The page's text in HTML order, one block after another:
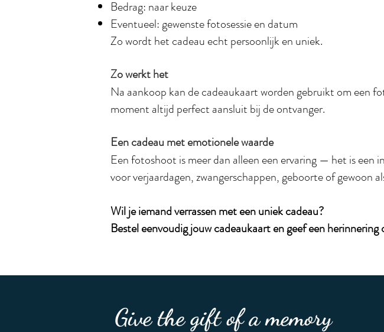
Bedrag: naar keuze
Eventueel: gewenste fotosessie en datum
Zo wordt het cadeau echt persoonlijk en uniek.
Zo werkt het
Na aankoop kan de cadeaukaart worden gebruikt om een
moment altijd perfect aansluit bij de ontvanger.
Een cadeau met emotionele waarde
Een fotoshoot is meer dan alleen een ervaring — het is een
voor verjaardagen, zwangerschappen, geboorte of gewoon
Wil je iemand verrassen met een uniek cadeau?
Bestel eenvoudig jouw cadeaukaart en geef een
Give the gift of a memory